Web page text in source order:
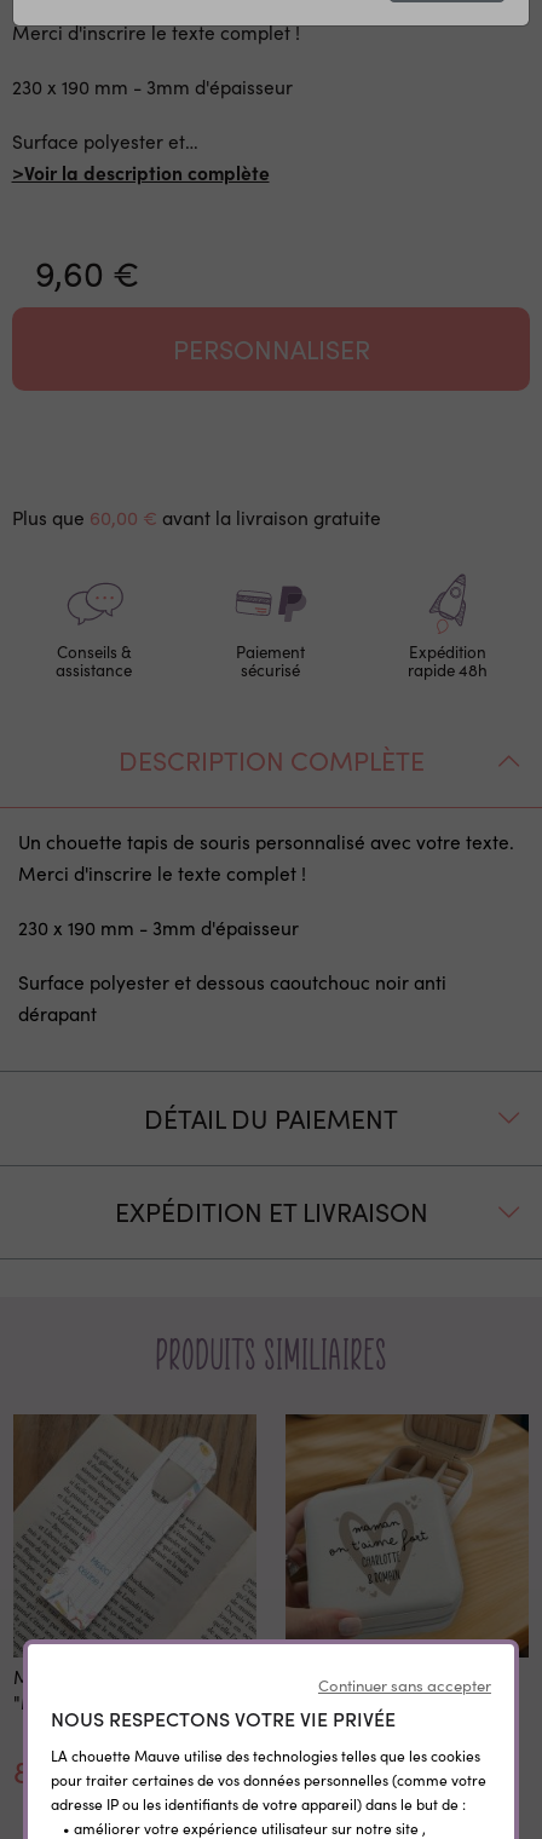
Merci d'inscrire le texte complet !
230 x 190 mm - 3mm d'épaisseur
Surface polyester et…
>Voir la description complète
9,60 €
PERSONNALISER
Plus que 60,00 € avant la livraison gratuite
Conseils &
assistance
Paiement
sécurisé
Expédition
rapide 48h
DESCRIPTION COMPLÈTE
Un chouette tapis de souris personnalisé avec votre texte.
Merci d'inscrire le texte complet !
230 x 190 mm - 3mm d'épaisseur
Surface polyester et dessous caoutchouc noir anti
dérapant
DÉTAIL DU PAIEMENT
EXPÉDITION ET LIVRAISON
Produits similiaires
Marque page personnalisé
"Merci maîtresse"
8,40 €
Petite boite à bijoux
personnalisable simili cuir
14,10 €
Continuer sans accepter
NOUS RESPECTONS VOTRE VIE PRIVÉE
LA chouette Mauve utilise des technologies telles que les cookies
pour traiter certaines de vos données personnelles (comme votre
adresse IP ou les identifiants de votre appareil) dans le but de :
• améliorer votre expérience utilisateur sur notre site ,